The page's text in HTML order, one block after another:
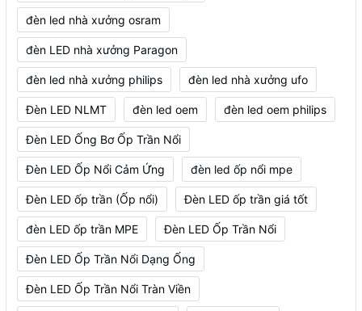
đèn led nhà xưởng osram
đèn LED nhà xưởng Paragon
đèn led nhà xưởng philips đèn led nhà xưởng ufo
Đèn LED NLMT đèn led oem đèn led oem philips
Đèn LED Ống Bơ Ốp Trần Nổi
Đèn LED Ốp Nổi Cảm Ứng đèn led ốp nổi mpe
Đèn LED ốp trần (Ốp nổi) Đèn LED ốp trần giá tốt
đèn LED ốp trần MPE Đèn LED Ốp Trần Nổi
Đèn LED Ốp Trần Nổi Dạng Ống
Đèn LED Ốp Trần Nổi Tràn Viền